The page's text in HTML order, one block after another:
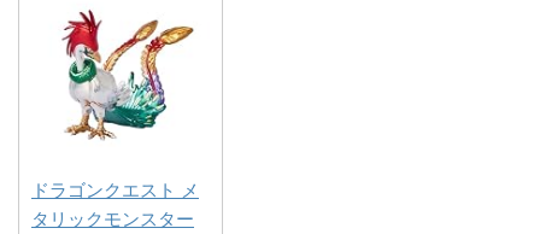
ドラゴンクエスト メ
タリックモンスター